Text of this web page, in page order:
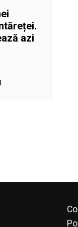
azi